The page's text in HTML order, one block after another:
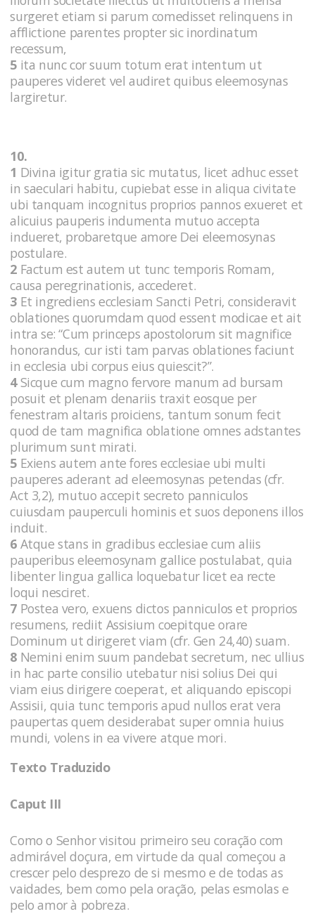
surgeret etiam si parum comedisset relinquens in
afflictione parentes propter sic inordinatum
recessum,
5 ita nunc cor suum totum erat intentum ut
pauperes videret vel audiret quibus eleemosynas
largiretur.
10.
1 Divina igitur gratia sic mutatus, licet adhuc esset
in saeculari habitu, cupiebat esse in aliqua civitate
ubi tanquam incognitus proprios pannos exueret et
alicuius pauperis indumenta mutuo accepta
indueret, probaretque amore Dei eleemosynas
postulare.
2 Factum est autem ut tunc temporis Romam,
causa peregrinationis, accederet.
3 Et ingrediens ecclesiam Sancti Petri, consideravit
oblationes quorumdam quod essent modicae et ait
intra se: “Cum princeps apostolorum sit magnifice
honorandus, cur isti tam parvas oblationes faciunt
in ecclesia ubi corpus eius quiescit?”.
4Sicque cum magno fervore manum ad bursam
posuit et plenam denariis traxit eosque per
fenestram altaris proiciens, tantum sonum fecit
quod de tam magnifica oblatione omnes adstantes
plurimum sunt mirati.
5 Exiens autem ante fores ecclesiae ubi multi
pauperes aderant ad eleemosynas petendas (cfr.
Act 3,2), mutuo accepit secreto panniculos
cuiusdam pauperculi hominis et suos deponens illos
induit.
6 Atque stans in gradibus ecclesiae cum aliis
pauperibus eleemosynam gallice postulabat, quia
libenter lingua gallica loquebatur licet ea recte
loqui nesciret.
7 Postea vero, exuens dictos panniculos et proprios
resumens, rediit Assisium coepitque orare
Dominum ut dirigeret viam (cfr. Gen 24,40) suam.
8 Nemini enim suum pandebat secretum, nec ullius
in hac parte consilio utebatur nisi solius Dei qui
viam eius dirigere coeperat, et aliquando episcopi
Assisii, quia tunc temporis apud nullos erat vera
paupertas quem desiderabat super omnia huius
mundi, volens in ea vivere atque mori.
Texto Traduzido
Caput III
Como o Senhor visitou primeiro seu coração com
admirável doçura, em virtude da qual começou a
crescer pelo desprezo de si mesmo e de todas as
vaidades, bem como pela oração, pelas esmolas e
pelo amor à pobreza.